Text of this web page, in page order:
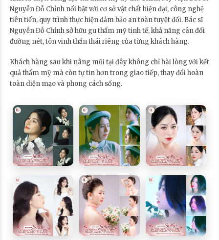
Nguyễn Đỗ Chỉnh nổi bật với cơ sở vật chất hiện đại, công nghệ
tiên tiến, quy trình thực hiện đảm bảo an toàn tuyệt đối. Bác sĩ
Nguyễn Đỗ Chỉnh sở hữu gu thẩm mỹ tinh tế, khả năng cân đối
đường nét, tôn vinh thần thái riêng của từng khách hàng.
Khách hàng sau khi nâng mũi tại đây không chỉ hài lòng với kết
quả thẩm mỹ mà còn tự tin hơn trong giao tiếp, thay đổi hoàn
toàn diện mạo và phong cách sống.